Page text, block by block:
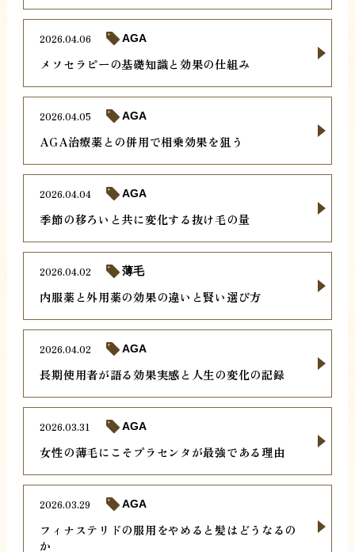
メソセラピーの基礎知識と効果の仕組み
2026.04.06 AGA
AGA治療薬との併用で相乗効果を狙う
2026.04.05 AGA
季節の移ろいと共に変化する抜け毛の量
2026.04.04 AGA
内服薬と外用薬の効果の違いと賢い選び方
2026.04.02 薄毛
長期使用者が語る効果実感と人生の変化の記録
2026.04.02 AGA
女性の薄毛にこそプラセンタが最強である理由
2026.03.31 AGA
フィナステリドの服用をやめると髪はどうなるの
か
2026.03.29 AGA